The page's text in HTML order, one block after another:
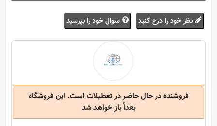
نظر خود را درج کنید سوال خود را بپرسید
فروشنده در حال حاضر در تعطیلات است. این فروشگاه
بعداً باز خواهد شد